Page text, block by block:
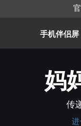
妈
传
进
手机伴侣屏